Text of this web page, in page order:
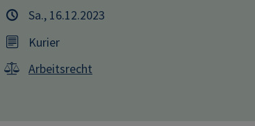
Sa., 16.12.2023
Kurier
Arbeitsrecht